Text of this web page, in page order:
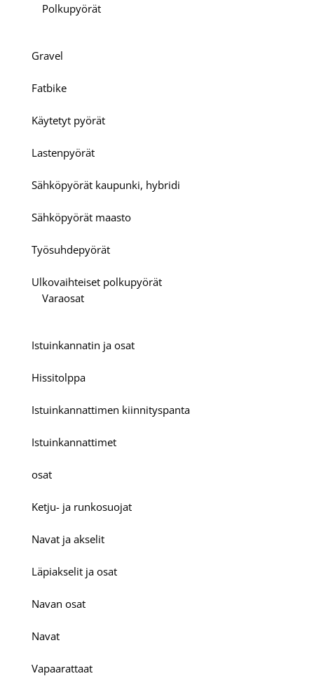
Polkupyörät
Gravel
Fatbike
Käytetyt pyörät
Lastenpyörät
Sähköpyörät kaupunki, hybridi
Sähköpyörät maasto
Työsuhdepyörät
Ulkovaihteiset polkupyörät
Varaosat
Istuinkannatin ja osat
Hissitolppa
Istuinkannattimen kiinnityspanta
Istuinkannattimet
osat
Ketju- ja runkosuojat
Navat ja akselit
Läpiakselit ja osat
Navan osat
Navat
Vapaarattaat